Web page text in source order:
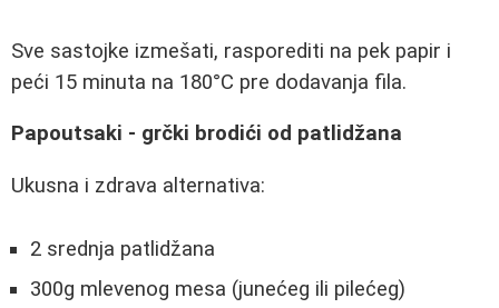
Sve sastojke izmešati, rasporediti na pek papir i
peći 15 minuta na 180°C pre dodavanja fila.
Papoutsaki - grčki brodići od patlidžana
Ukusna i zdrava alternativa:
2 srednja patlidžana
300g mlevenog mesa (junećeg ili pilećeg)